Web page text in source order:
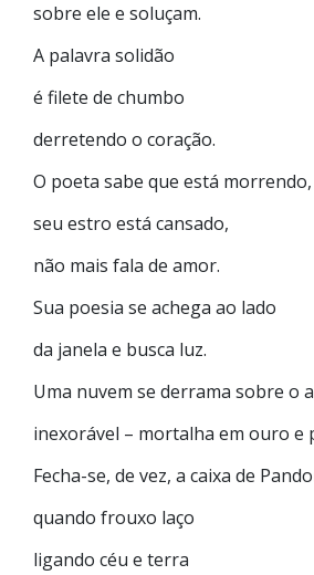
sobre ele e soluçam.
A palavra solidão
é filete de chumbo
derretendo o coração.
O poeta sabe que está morrendo,
seu estro está cansado,
não mais fala de amor.
Sua poesia se achega ao lado
da janela e busca luz.
Uma nuvem se derrama sobre o
inexorável – mortalha em ouro e
Fecha-se, de vez, a caixa de
quando frouxo laço
ligando céu e terra